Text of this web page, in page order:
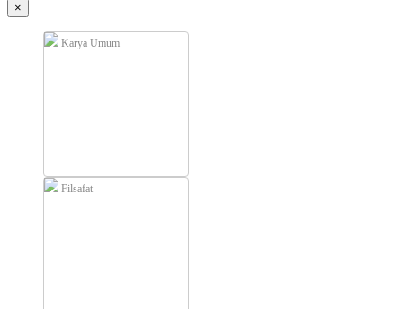
×
Karya Umum
Filsafat